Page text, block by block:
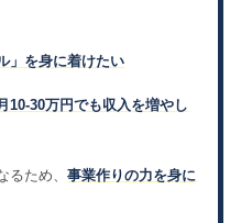
」を身に着けたい
10-30万円でも収入を増やし
るため、事業作りの力を身に